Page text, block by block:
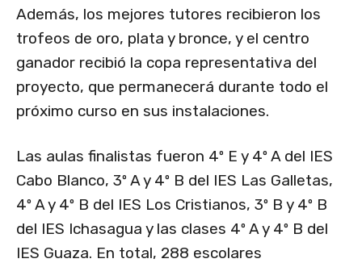
Además, los mejores tutores recibieron los
trofeos de oro, plata y bronce, y el centro
ganador recibió la copa representativa del
proyecto, que permanecerá durante todo el
próximo curso en sus instalaciones.
Las aulas finalistas fueron 4º E y 4º A del IES
Cabo Blanco, 3º A y 4º B del IES Las Galletas,
4º A y 4º B del IES Los Cristianos, 3º B y 4º B
del IES Ichasagua y las clases 4º A y 4º B del
IES Guaza. En total, 288 escolares